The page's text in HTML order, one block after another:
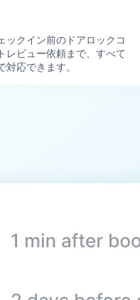
ックイン前のドアロックコ
レビュー依頼まで、すべて
応できます。